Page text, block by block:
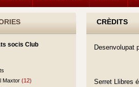
socis Club
Maxtor (12)
CRÈDITS
Desenvolupat
Serret Llibres